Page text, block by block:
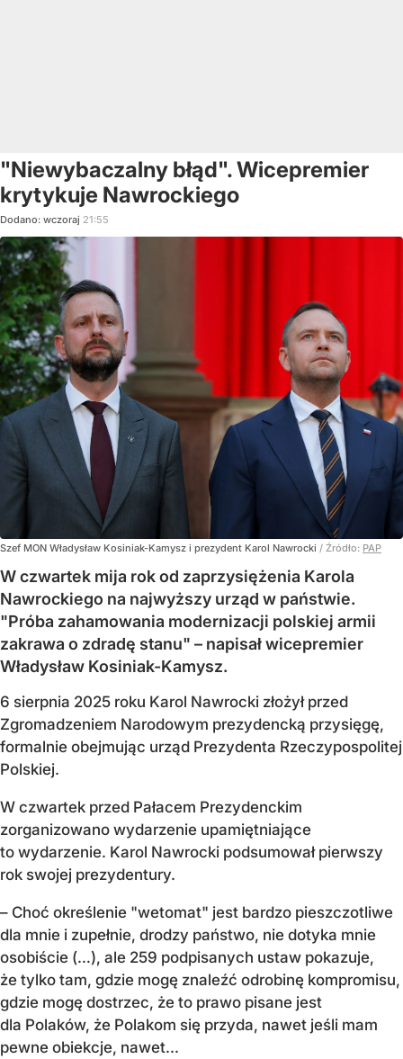
"Niewybaczalny błąd". Wicepremier
krytykuje Nawrockiego
Dodano: wczoraj 21:55
Szef MON Władysław Kosiniak-Kamysz i prezydent Karol Nawrocki / Źródło: PAP
W czwartek mija rok od zaprzysiężenia Karola
Nawrockiego na najwyższy urząd w państwie.
"Próba zahamowania modernizacji polskiej armii
zakrawa o zdradę stanu" – napisał wicepremier
Władysław Kosiniak-Kamysz.
6 sierpnia 2025 roku Karol Nawrocki złożył przed
Zgromadzeniem Narodowym prezydencką przysięgę,
formalnie obejmując urząd Prezydenta Rzeczypospolitej
Polskiej.
W czwartek przed Pałacem Prezydenckim
zorganizowano wydarzenie upamiętniające
to wydarzenie. Karol Nawrocki podsumował pierwszy
rok swojej prezydentury.
– Choć określenie "wetomat" jest bardzo pieszczotliwe
dla mnie i zupełnie, drodzy państwo, nie dotyka mnie
osobiście (…), ale 259 podpisanych ustaw pokazuje,
że tylko tam, gdzie mogę znaleźć odrobinę kompromisu,
gdzie mogę dostrzec, że to prawo pisane jest
dla Polaków, że Polakom się przyda, nawet jeśli mam
pewne obiekcje, nawet...